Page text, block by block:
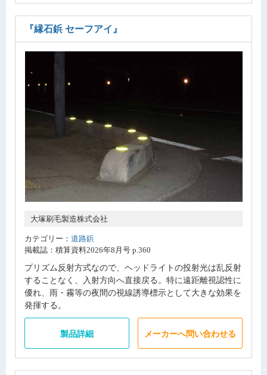
『縁石鋲 セーフアイ』
大塚刷毛製造株式会社
カテゴリー： 道路鋲
掲載誌：積算資料2026年8月号 p.360
プリズム反射方式なので、ヘッドライトの投射光は乱反射
することなく、入射方向へ直接戻る。特に遠距離視認性に
優れ、雨・霧等の夜間の視線誘導標示として大きな効果を
発揮する。
製品詳細 メーカーへ問い合わせる